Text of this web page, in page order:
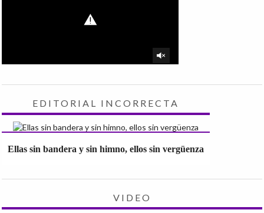
EDITORIAL INCORRECTA
Ellas sin bandera y sin himno, ellos sin vergüenza
VIDEO